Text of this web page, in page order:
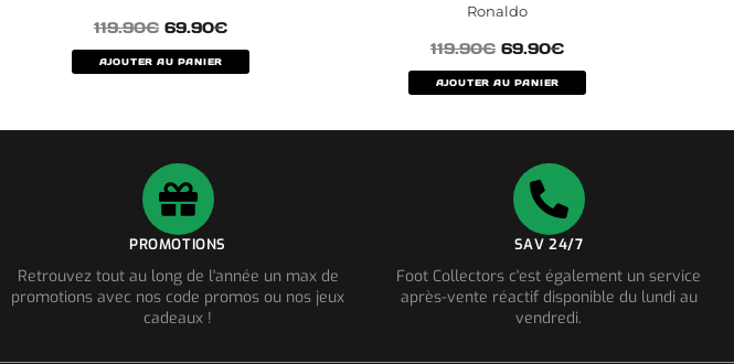
119.90€ 69.90€
AJOUTER AU PANIER
Ronaldo
119.90€ 69.90€
AJOUTER AU PANIER
PROMOTIONS
Retrouvez tout au long de l'année un max de
promotions avec nos code promos ou nos jeux
cadeaux !
SAV 24/7
Foot Collectors c'est également un service
après-vente réactif disponible du lundi au
vendredi.